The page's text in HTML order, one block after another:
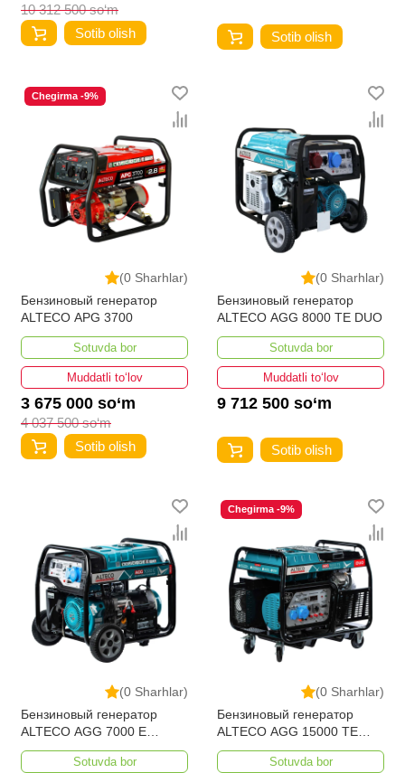
10 312 500 so‘m
Sotib olish
Sotib olish
(0 Sharhlar)
Chegirma -9%
Бензиновый генератор
ALTECO APG 3700
Sotuvda bor
Muddatli to‘lov
3 675 000 so‘m
4 037 500 so‘m
Sotib olish
(0 Sharhlar)
Бензиновый генератор
ALTECO AGG 8000 TE DUO
Sotuvda bor
Muddatli to‘lov
9 712 500 so‘m
Sotib olish
(0 Sharhlar)
Бензиновый генератор
ALTECO AGG 7000 Е
MSTART
Sotuvda bor
(0 Sharhlar)
Chegirma -9%
Бензиновый генератор
ALTECO AGG 15000 TE
DUO
Sotuvda bor